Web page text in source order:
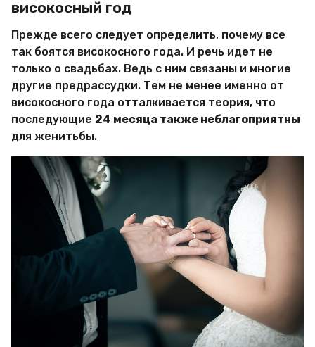
високосный год
Прежде всего следует определить, почему все
так боятся високосного года. И речь идет не
только о свадьбах. Ведь с ним связаны и многие
другие предрассудки. Тем не менее именно от
високосного года отталкивается теория, что
последующие 24 месяца также неблагоприятны
для женитьбы.